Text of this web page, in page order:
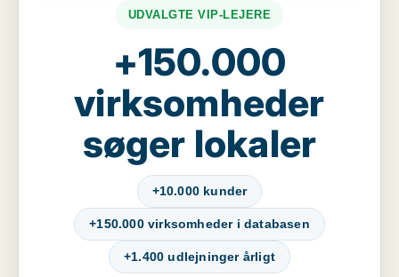
UDVALGTE VIP-LEJERE
+150.000
virksomheder
søger lokaler
+10.000 kunder
+150.000 virksomheder i databasen
+1.400 udlejninger årligt